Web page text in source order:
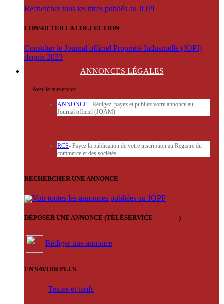
Rechercher tous les titres publiés au JOPI
CONSULTER LA COLLECTION
Consulter le Journal officiel Propriété Industrielle (JOPI)
depuis 2023
ANNONCES LÉGALES
Avec le téléservice :
ANNONCE - Rédigez, payez et publiez votre annonce au
Journal officiel (JOAM)
RCS- Payez la publication de votre inscription au Registre du
commerce et des sociétés.
RECHERCHER UNE ANNONCE
Voir toutes les annonces publiées au JOPF
DÉPOSER UNE ANNONCE (TÉLÉSERVICE )
Rédiger une annonce
EN SAVOIR PLUS
Textes et tarifs